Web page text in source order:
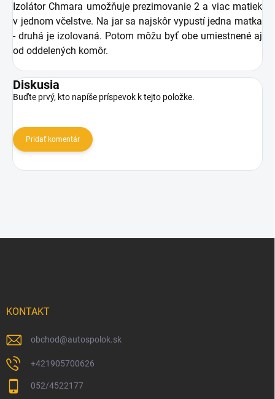
Izolátor Chmara umožňuje prezimovanie 2 a viac matiek
v jednom včelstve. Na jar sa najskôr vypustí jedna matka
- druhá je izolovaná. Potom môžu byť obe umiestnené aj
od oddelených komôr.
Diskusia
Buďte prvý, kto napíše príspevok k tejto položke.
Pridať komentár
KONTAKT
obchod@autospolok.sk
+421905700626
052/4522177